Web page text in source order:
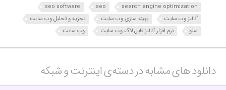
search engine optimization
seo
seo software
آنالیز وب سایت
بهینه سازی وب سایت
تجزیه و تحلیل وب سایت
سئو
نرم افزار آنالیز فایل لاگ وب سایت وب سایت
دانلود های مشابه در دسته‌ی‌ اینترنت و شبکه‎